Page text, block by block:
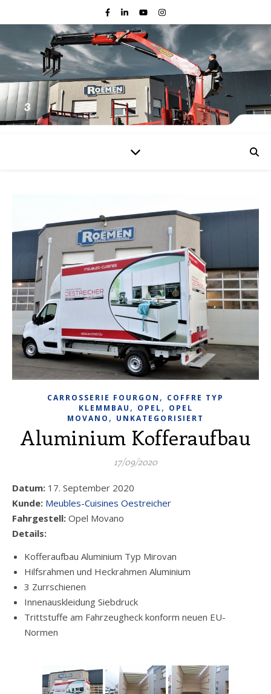
CARROSSERIE FOURGON , COFFRE TYP
KLEMMBAU , OPEL, OPEL
MOVANO , UNKATEGORISIERT
Aluminium Kofferaufbau
17/09/2020
Datum: 17. September 2020
Kunde: Meubles-Cuisines Oestreicher
Fahrgestell: Opel Movano
Details:
Kofferaufbau Aluminium Typ Mirovan
Hilfsrahmen und Heckrahmen Aluminium
3 Zurrschienen
Innenauskleidung Siebdruck
Trittstuffe am Fahrzeugheck konform neuen EU-
Normen